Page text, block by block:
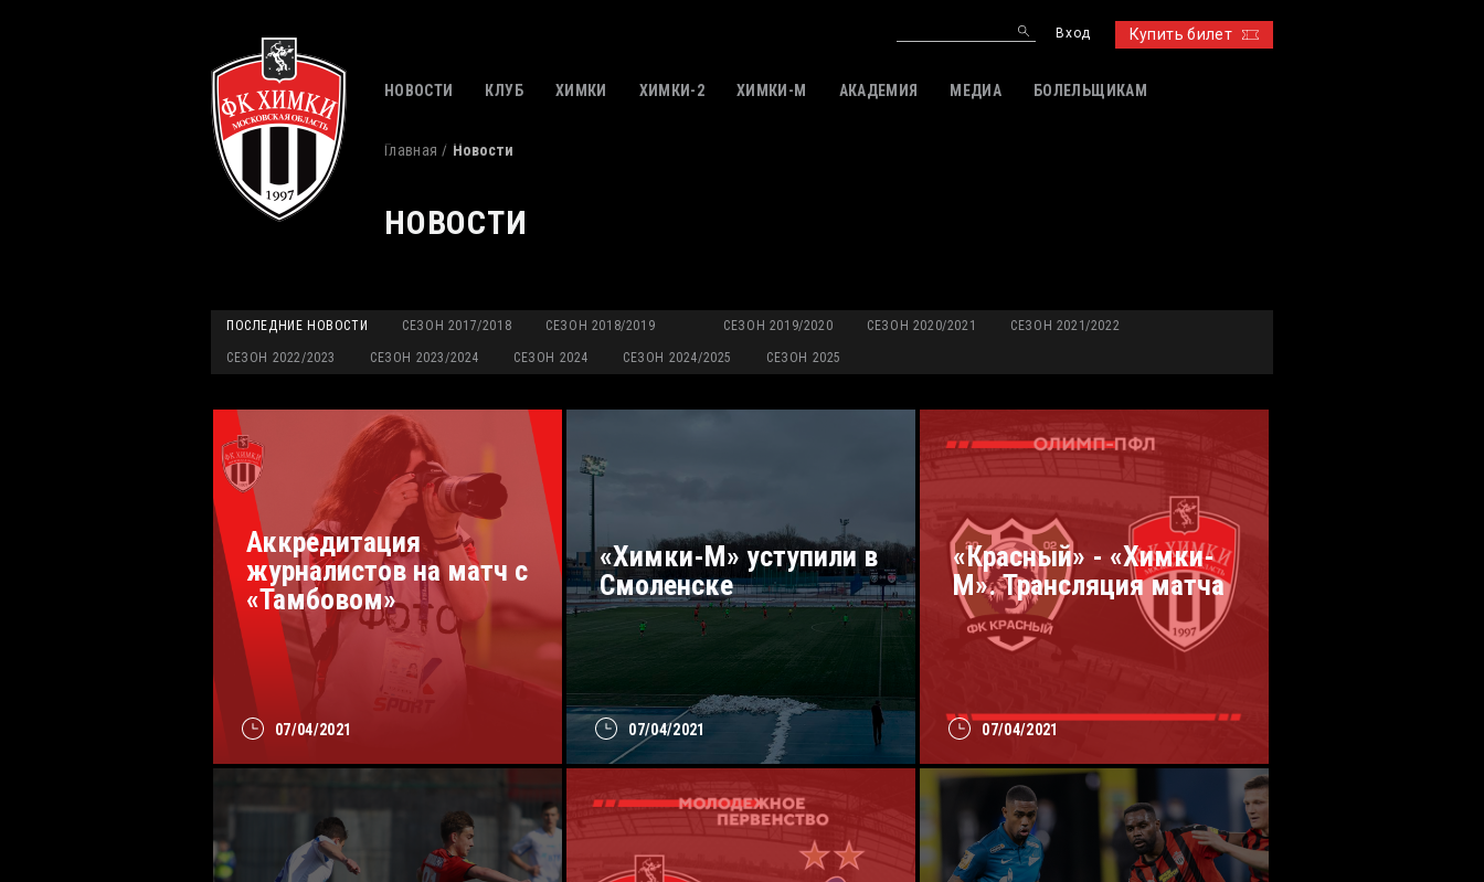
Купить билет
Вход
НОВОСТИ КЛУБ ХИМКИ ХИМКИ-2 ХИМКИ-M АКАДЕМИЯ МЕДИА БОЛЕЛЬЩИКАМ
Главная Новости
НОВОСТИ
ПОСЛЕДНИЕ НОВОСТИ СЕЗОН 2017/2018 СЕЗОН 2018/2019 СЕЗОН 2019/2020 СЕЗОН 2020/2021 СЕЗОН 2021/2022
СЕЗОН 2022/2023 СЕЗОН 2023/2024 СЕЗОН 2024 СЕЗОН 2024/2025 СЕЗОН 2025
07/04/2021
Аккредитация
журналистов на матч с
«Тамбовом»
07/04/2021
«Химки-М» уступили в
Смоленске
07/04/2021
«Красный» - «Химки-
М». Трансляция матча